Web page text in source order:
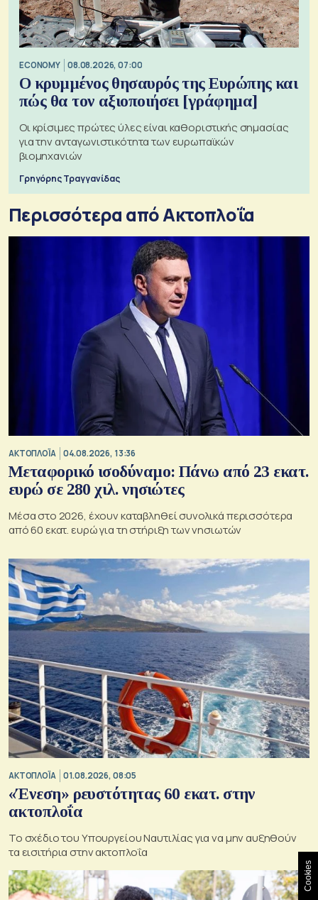
ECONOMY 08.08.2026, 07:00
Ο κρυμμένος θησαυρός της Ευρώπης και
πώς θα τον αξιοποιήσει [γράφημα]
Οι κρίσιμες πρώτες ύλες είναι καθοριστικής σημασίας
για την ανταγωνιστικότητα των ευρωπαϊκών
βιομηχανιών
Γρηγόρης Τραγγανίδας
Περισσότερα από Ακτοπλοΐα
ΑΚΤΟΠΛΟΪΑ 04.08.2026, 13:36
Μεταφορικό ισοδύναμο: Πάνω από 23 εκατ.
ευρώ σε 280 χιλ. νησιώτες
Μέσα στο 2026, έχουν καταβληθεί συνολικά περισσότερα
από 60 εκατ. ευρώ για τη στήριξη των νησιωτών
ΑΚΤΟΠΛΟΪΑ 01.08.2026, 08:05
«Ένεση» ρευστότητας 60 εκατ. στην
ακτοπλοΐα
Το σχέδιο του Υπουργείου Ναυτιλίας για να μην αυξηθούν
τα εισιτήρια στην ακτοπλοΐα
Cookies